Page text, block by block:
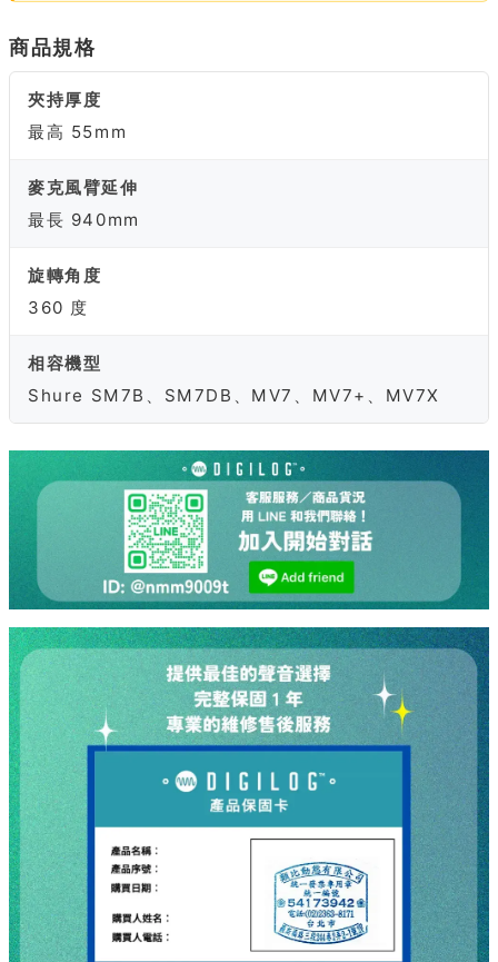
商品規格
夾持厚度
最高 55mm
麥克風臂延伸
最長 940mm
旋轉角度
360 度
相容機型
Shure SM7B、SM7DB、MV7、MV7+、MV7X